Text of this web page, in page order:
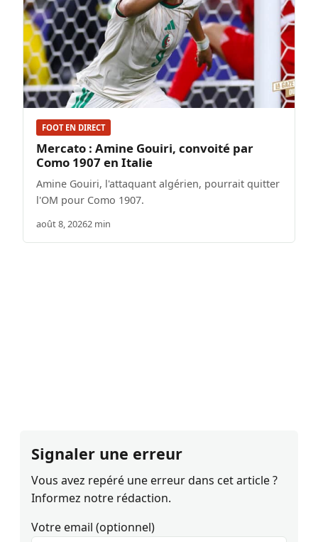
FOOT EN DIRECT
Mercato : Amine Gouiri, convoité par
Como 1907 en Italie
Amine Gouiri, l'attaquant algérien, pourrait quitter
l'OM pour Como 1907.
août 8, 20262 min
Signaler une erreur
Vous avez repéré une erreur dans cet article ?
Informez notre rédaction.
Votre email (optionnel)